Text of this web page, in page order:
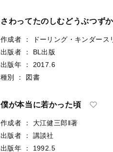
さわってたのしいレリーフブ
作成者 ：
村山純子‖著
出版者
：
小学館
出版年
： 2022.9
としつきの音：歌集
作成者 ： 横山石鳥‖著